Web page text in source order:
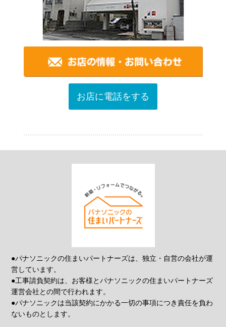
お店に電話をする
●パナソニックの住まいパートナーズは、独立・自営の会社が運
営しています。
●工事請負契約は、お客様とパナソニックの住まいパートナーズ
運営会社との間で行われます。
●パナソニックは当該契約にかかる一切の事項につき責任を負わ
ないものとします。